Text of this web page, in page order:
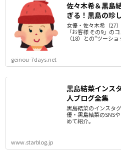
佐々木希＆黒島
ぎる！黒島の珍
女優・佐々木希（27
「お客様 その9」の
（18）との“ツーシ
geinou-7days.net
黒島結菜インス
人ブログ全集
黒島結菜のインスタ
優・黒島結菜のSNS
めて紹介。
www.starblog.jp